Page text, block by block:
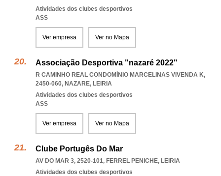
Atividades dos clubes desportivos
ASS
Ver empresa Ver no Mapa
Associação Desportiva "nazaré 2022"
R CAMINHO REAL CONDOMÍNIO MARCELINAS VIVENDA K,
2450-060, NAZARE, LEIRIA
Atividades dos clubes desportivos
ASS
Ver empresa Ver no Mapa
Clube Portugês Do Mar
AV DO MAR 3, 2520-101, FERREL PENICHE, LEIRIA
Atividades dos clubes desportivos